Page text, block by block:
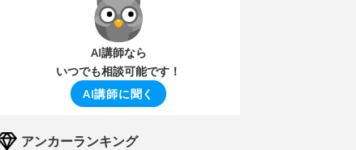
AI講師なら
いつでも相談可能です！
AI講師に聞く
アンカーランキング